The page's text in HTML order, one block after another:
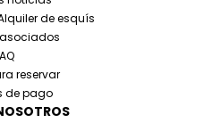
de esquís
reservar
de pago